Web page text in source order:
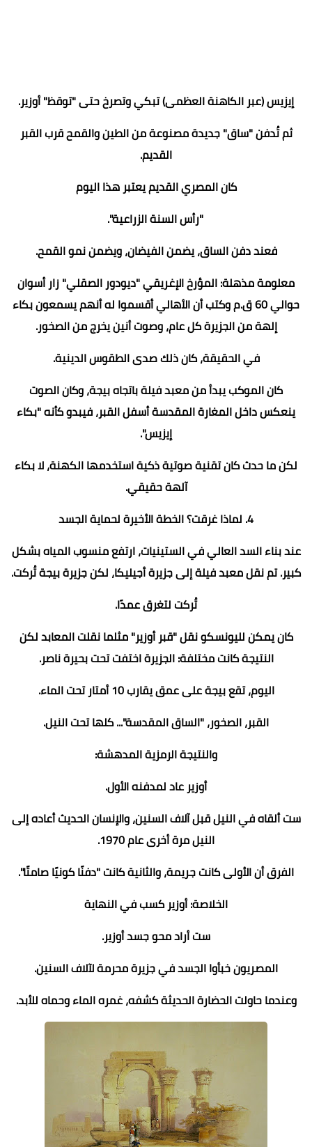
إيزيس (عبر الكاهنة العظمى) تبكي وتصرخ حتى "توقظ" أوزير.
ثم تُدفن "ساق" جديدة مصنوعة من الطين والقمح قرب القبر
القديم.
كان المصري القديم يعتبر هذا اليوم
"رأس السنة الزراعية".
فعند دفن الساق، يضمن الفيضان، ويضمن نمو القمح.
معلومة مذهلة: المؤرخ الإغريقي "ديودور الصقلي" زار أسوان
حوالي 60 ق.م وكتب أن الأهالي أقسموا له أنهم يسمعون بكاء
إلهة من الجزيرة كل عام، وصوت أنين يخرج من الصخور.
في الحقيقة، كان ذلك صدى الطقوس الدينية.
كان الموكب يبدأ من معبد فيلة باتجاه بيجة، وكان الصوت
ينعكس داخل المغارة المقدسة أسفل القبر، فيبدو كأنه "بكاء
إيزيس".
لكن ما حدث كان تقنية صوتية ذكية استخدمها الكهنة، لا بكاء
آلهة حقيقي.
4. لماذا غرقت؟ الخطة الأخيرة لحماية الجسد
عند بناء السد العالي في الستينيات، ارتفع منسوب المياه بشكل
كبير. تم نقل معبد فيلة إلى جزيرة أجيليكا، لكن جزيرة بيجة تُركت.
تُركت لتغرق عمدًا.
كان يمكن لليونسكو نقل "قبر أوزير" مثلما نقلت المعابد لكن
النتيجة كانت مختلفة: الجزيرة اختفت تحت بحيرة ناصر.
اليوم، تقع بيجة على عمق يقارب 10 أمتار تحت الماء.
القبر، الصخور، "الساق المقدسة"... كلها تحت النيل.
والنتيجة الرمزية المدهشة:
أوزير عاد لمدفنه الأول.
ست ألقاه في النيل قبل آلاف السنين، والإنسان الحديث أعاده إلى
النيل مرة أخرى عام 1970.
الفرق أن الأولى كانت جريمة، والثانية كانت "دفنًا كونيًا صامتًا".
الخلاصة: أوزير كسب في النهاية
ست أراد محو جسد أوزير.
المصريون خبأوا الجسد في جزيرة محرمة لآلاف السنين.
وعندما حاولت الحضارة الحديثة كشفه، غمره الماء وحماه للأبد.